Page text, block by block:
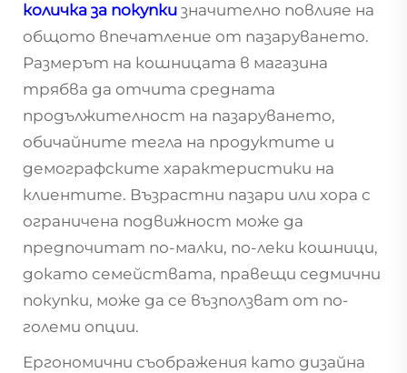
количка за покупки значително повлияе на
общото впечатление от пазаруването.
Размерът на кошницата в магазина
трябва да отчита средната
продължителност на пазаруването,
обичайните тегла на продуктите и
демографските характеристики на
клиентите. Възрастни пазари или хора с
ограничена подвижност може да
предпочитат по-малки, по-леки кошници,
докато семействата, правещи седмични
покупки, може да се възползват от по-
големи опции.
Ергономични съображения като дизайна